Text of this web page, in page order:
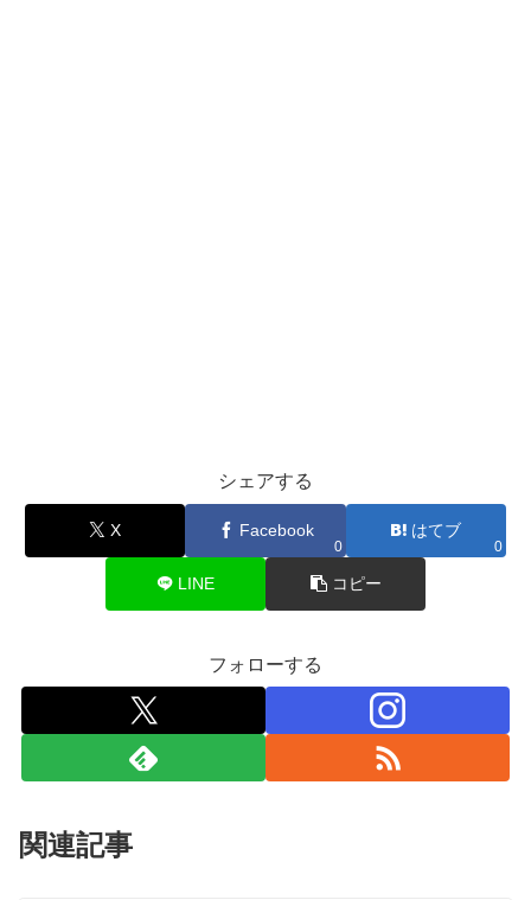
シェアする
X Facebook
0
はてブ
0
LINE コピー
フォローする
関連記事